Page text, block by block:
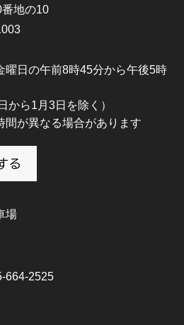
地の10
曜日の午前8時45分から午後5時
から1月3日を除く）
が異なる場合があります
場
664-2525